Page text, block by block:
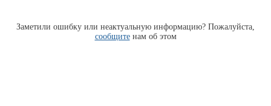
Заметили ошибку или неактуальную информацию? Пожалуйста,
сообщитенам об этом